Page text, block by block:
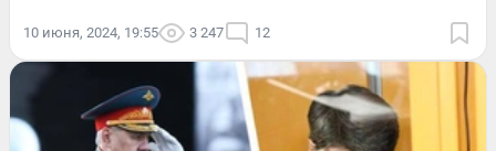
10 июня, 2024, 19:55 3 247 12